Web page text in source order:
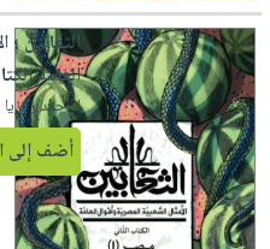
الثعابين ؛
العامة
لـ أحمد زكريا
أضف إلى